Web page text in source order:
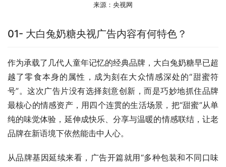
来源：央视网
01- 大白兔奶糖央视广告内容有何特色？
作为承载了几代人童年记忆的经典品牌，大白兔奶糖早已超
越了零食本身的属性，成为刻在大众情感深处的“甜蜜符
号”。这次广告片没有选择刻意创新，而是巧妙地抓住品牌
最核心的情感资产，用四个连贯的生活场景，把“甜蜜”从单
纯的味觉体验，延伸成快乐、分享与温暖的情感联结，让老
品牌在新语境下依然能击中人心。​
从品牌基因延续来看，广告开篇就用“多种包装和不同口味